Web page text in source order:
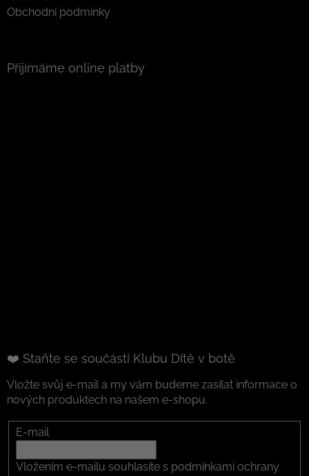
Obchodní podmínky
Přijímáme online platby
❤️ Staňte se součástí Klubu Dítě v botě
Vložte svůj e-mail a my vám budeme zasílat informace o
nových produktech na našem e-shopu.
E-mail
Vložením e-mailu souhlasíte s podmínkami ochrany